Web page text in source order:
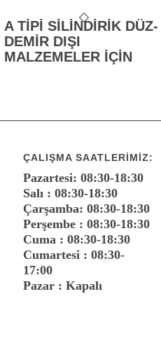
A TİPİ SİLİNDİRİK DÜZ-
DEMİR DIŞI
MALZEMELER İÇİN
ÇALIŞMA SAATLERIMIZ:
Pazartesi: 08:30-18:30
Salı : 08:30-18:30
Çarşamba: 08:30-18:30
Perşembe : 08:30-18:30
Cuma : 08:30-18:30
Cumartesi : 08:30-
17:00
Pazar : Kapalı